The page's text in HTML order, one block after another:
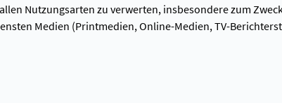
Nutzungsarten zu verwerten, insbesondere zum
Medien (Printmedien, Online-Medien, TV-